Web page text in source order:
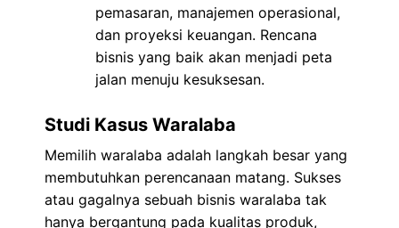
pemasaran, manajemen operasional,
dan proyeksi keuangan. Rencana
bisnis yang baik akan menjadi peta
jalan menuju kesuksesan.
Studi Kasus Waralaba
Memilih waralaba adalah langkah besar yang
membutuhkan perencanaan matang. Sukses
atau gagalnya sebuah bisnis waralaba tak
hanya bergantung pada kualitas produk,